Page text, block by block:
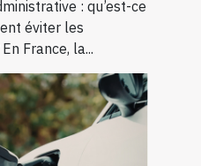
: qu’est-ce
éviter les
France, la...